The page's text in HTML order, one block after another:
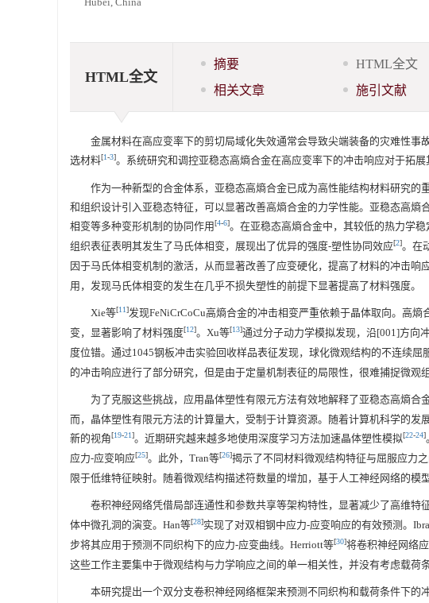
HTML全文
摘要 HTML全文
相关文章
施引文献
金属材料在高应变率下的剪切局域化失效通常会导致尖端装备的灾难性
选材料[1-3]。系统研究和调控亚稳态高熵合金在高应变率下的冲击响应对于拓展
作为一种新型的合金体系，亚稳态高熵合金已成为高性能结构材料研究
和组织设计引入亚稳态特征，可以显著改善高熵合金的力学性能。亚稳态高
相变等多种变形机制的协同作用[4-6]。在亚稳态高熵合金中，其较低的热力学
组织表征表明其发生了马氏体相变，展现出了优异的强度-塑性协同效应[2]。在
因于马氏体相变机制的激活，从而显著改善了应变硬化，提高了材料的冲击响
用，发现马氏体相变的发生在几乎不损失塑性的前提下显著提高了材料强度。
Xie等[11]发现FeNiCrCoCu高熵合金的冲击相变严重依赖于晶体取向。高
变，显著影响了材料强度[12]。Xu等[13]通过分子动力学模拟发现，沿[001]方向
度位错。通过1045钢板冲击实验回收样品表征发现，球化微观结构的不连续
的冲击响应进行了部分研究，但是由于定量机制表征的局限性，很难捕捉微观
为了克服这些挑战，应用晶体塑性有限元方法有效地解释了亚稳态高熵
而，晶体塑性有限元方法的计算量大，受制于计算资源。随着计算机科学的
新的视角[19-21]。近期研究越来越多地使用深度学习方法加速晶体塑性模拟[22-24]
应力-应变响应[25]。此外，Tran等[26]揭示了不同材料微观结构特征与屈服应力
限于低维特征映射。随着微观结构描述符数量的增加，基于人工神经网络的模
卷积神经网络凭借局部连通性和参数共享等架构特性，显著减少了高维特
体中微孔洞的演变。Han等[28]实现了对双相钢中应力-应变响应的有效预测。
步将其应用于预测不同织构下的应力-应变曲线。Herriott等[30]将卷积神经网络
这些工作主要集中于微观结构与力学响应之间的单一相关性，并没有考虑载荷
本研究提出一个双分支卷积神经网络框架来预测不同织构和载荷条件下的